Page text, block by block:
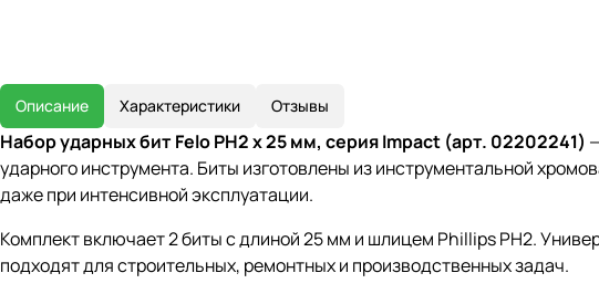
Описание Характеристики Отзывы
Набор ударных бит Felo PH2 x 25 мм, серия Impact (арт. 02202241)
ударного инструмента. Биты изготовлены из инструментальной
даже при интенсивной эксплуатации.
Комплект включает 2 биты с длиной 25 мм и шлицем Phillips PH2.
подходят для строительных, ремонтных и производственных задач.